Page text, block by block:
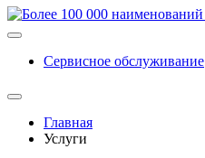
Сервисное обслуживание
Главная
Услуги